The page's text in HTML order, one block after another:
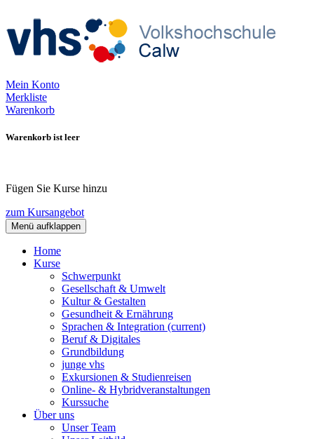
Mein Konto
Merkliste
Warenkorb
Warenkorb ist leer
Fügen Sie Kurse hinzu
zum Kursangebot
Menü aufklappen
Home
Kurse
Schwerpunkt
Gesellschaft & Umwelt
Kultur & Gestalten
Gesundheit & Ernährung
Sprachen & Integration (current)
Beruf & Digitales
Grundbildung
junge vhs
Exkursionen & Studienreisen
Online- & Hybridveranstaltungen
Kurssuche
Über uns
Unser Team